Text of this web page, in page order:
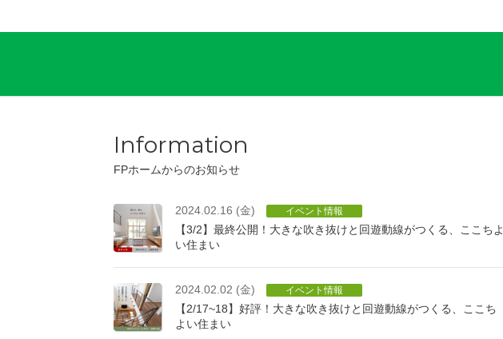
Information
FPホームからのお知らせ
2024.02.16 (金) イベント情報
【3/2】最終公開！大きな吹き抜けと回遊動線がつくる、ここちよ
い住まい
2024.02.02 (金) イベント情報
【2/17~18】好評！大きな吹き抜けと回遊動線がつくる、ここち
よい住まい